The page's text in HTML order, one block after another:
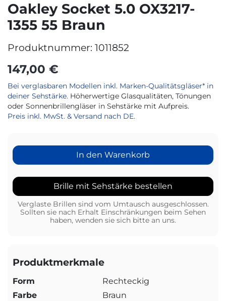
Oakley Socket 5.0 OX3217-
1355 55 Braun
Produktnummer: 1011852
147,00 €
Bei verglasbaren Modellen inkl. Marken-Qualitätsgläser* in
deiner Sehstärke. Höherwertige Glasqualitäten, Tönungen
oder Sonnenbrillengläser in Sehstärke mit Aufpreis.
Preis inkl. MwSt. & Versand nach DE.
In den Warenkorb
Brille mit Sehstärke bestellen
Verglaste Brillen sind vom Umtausch ausgeschlossen.
Sollten sie nach Erhalt Einschränkungen beim Sehen
haben, wenden sie sich bitte an uns.
Produktmerkmale
Form
Rechteckig
Farbe
Braun